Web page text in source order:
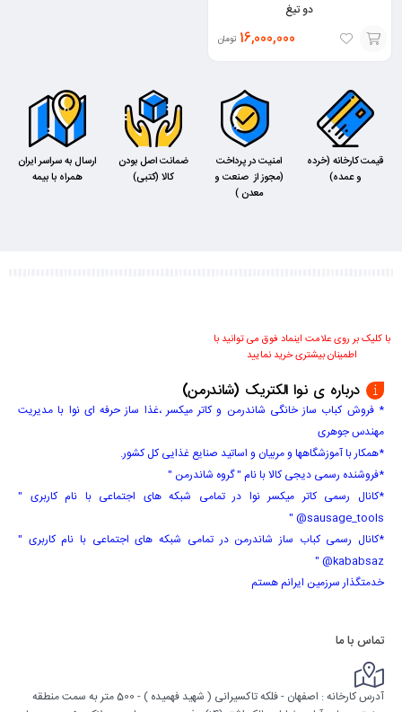
دو تیغ
16,000,000 تومان
سبد
قیمت کارخانه (خرده
و عمده)
امنیت در پرداخت
(مجوز از صنعت و
معدن )
ضمانت اصل بودن
کالا (کتبی)
ارسال به سراسر ایران
همراه با بیمه
با کلیک بر روی علامت اینماد فوق می توانید با
اطمینان بیشتری خرید نمایید
درباره ی نوا الکتریک (شاندرمن)
* فروش کباب ساز خانگی شاندرمن و کاتر میکسر ،غذا ساز حرفه ای نوا با مدیریت
مهندس جوهری
*همکار با آموزشگاهها و مربیان و اساتید صنایع غذایی کل کشور.
*فروشنده رسمی دیجی کالا با نام " گروه شاندرمن "
*کانال رسمی کاتر میکسر نوا در تمامی شبکه های اجتماعی با نام کاربری "
sausage_tools@ "
*کانال رسمی کباب ساز شاندرمن در تمامی شبکه های اجتماعی با نام کاربری "
kababsaz@ "
خدمتگذار سرزمین ایرانم هستم
تماس با ما
آدرس کارخانه : اصفهان - فلکه تاکسیرانی ( شهید فهمیده ) - 500 متر به سمت منطقه